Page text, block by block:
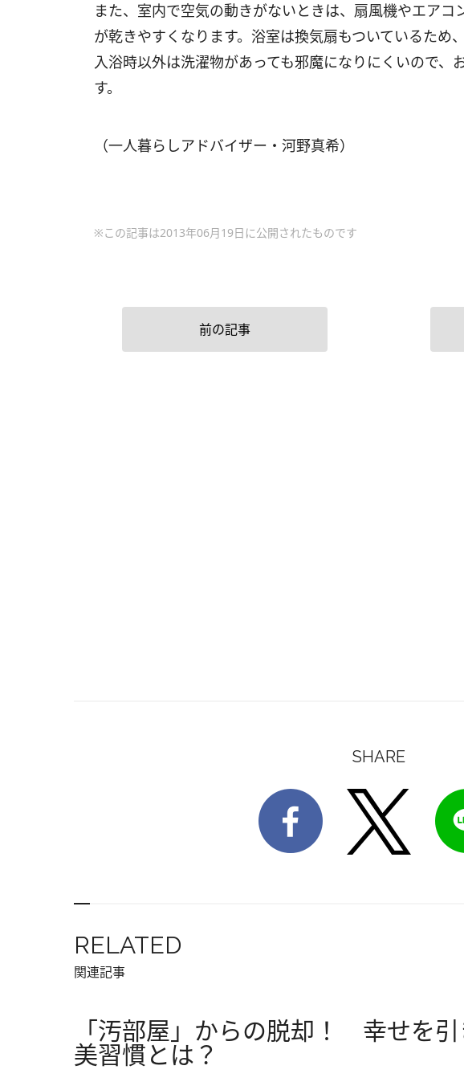
また、室内で空気の動きがないときは、扇風機やエアコ
が乾きやすくなります。浴室は換気扇もついているため
入浴時以外は洗濯物があっても邪魔になりにくいので、
す。
（一人暮らしアドバイザー・河野真希）
※この記事は2013年06月19日に公開されたものです
前の記事
SHARE
RELATED
関連記事
「汚部屋」からの脱却！ 幸せを
美習慣とは？